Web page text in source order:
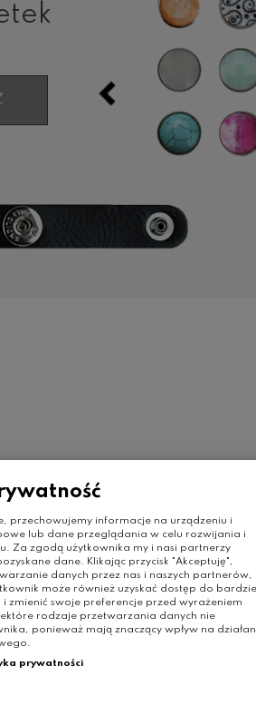
konto
konto
adresy
Olga Grzyb
ul.
10-089
tel. 506 393
e-mail:
przechowujemy informacje na urządzeniu i
lub dane przeglądania w celu rozwijania i
Za zgodą użytkownika my i nasi partnerzy
dane. Klikając przycisk "Akceptuję",
danych przez nas i naszych partnerów,
może również uzyskać dostęp do
i zmienić swoje preferencje przed wyrażeniem
rodzaje przetwarzania danych nie
ponieważ mają znaczący wpływ na
prywatności